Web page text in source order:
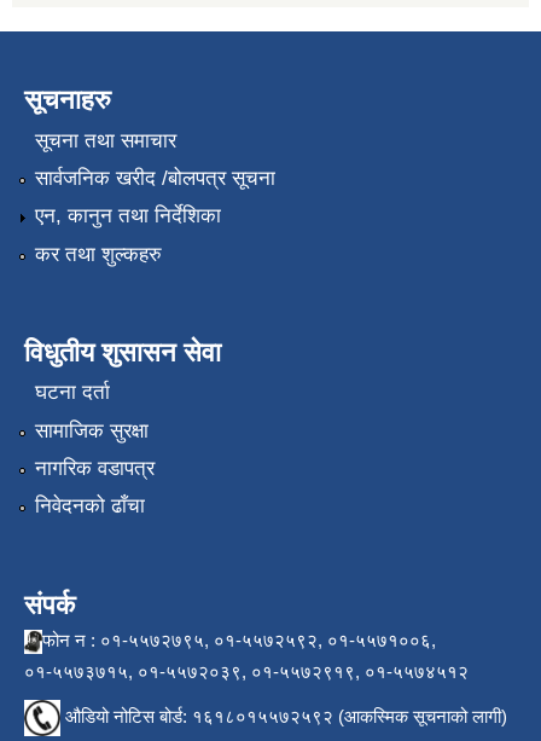
सूचनाहरु
सूचना तथा समाचार
सार्वजनिक खरीद /बोलपत्र सूचना
एन, कानुन तथा निर्देशिका
कर तथा शुल्कहरु
विधुतीय शुसासन सेवा
घटना दर्ता
सामाजिक सुरक्षा
नागरिक वडापत्र
निवेदनको ढाँचा
संपर्क
फोन न : ०१-५५७२७९५, ०१-५५७२५९२, ०१-५५७१००६,
०१-५५७३७१५, ०१-५५७२०३९, ०१-५५७२९१९, ०१-५५७४५१२
औडियो नोटिस बोर्ड: १६१८०१५५७२५९२ (आकस्मिक सूचनाको लागी)